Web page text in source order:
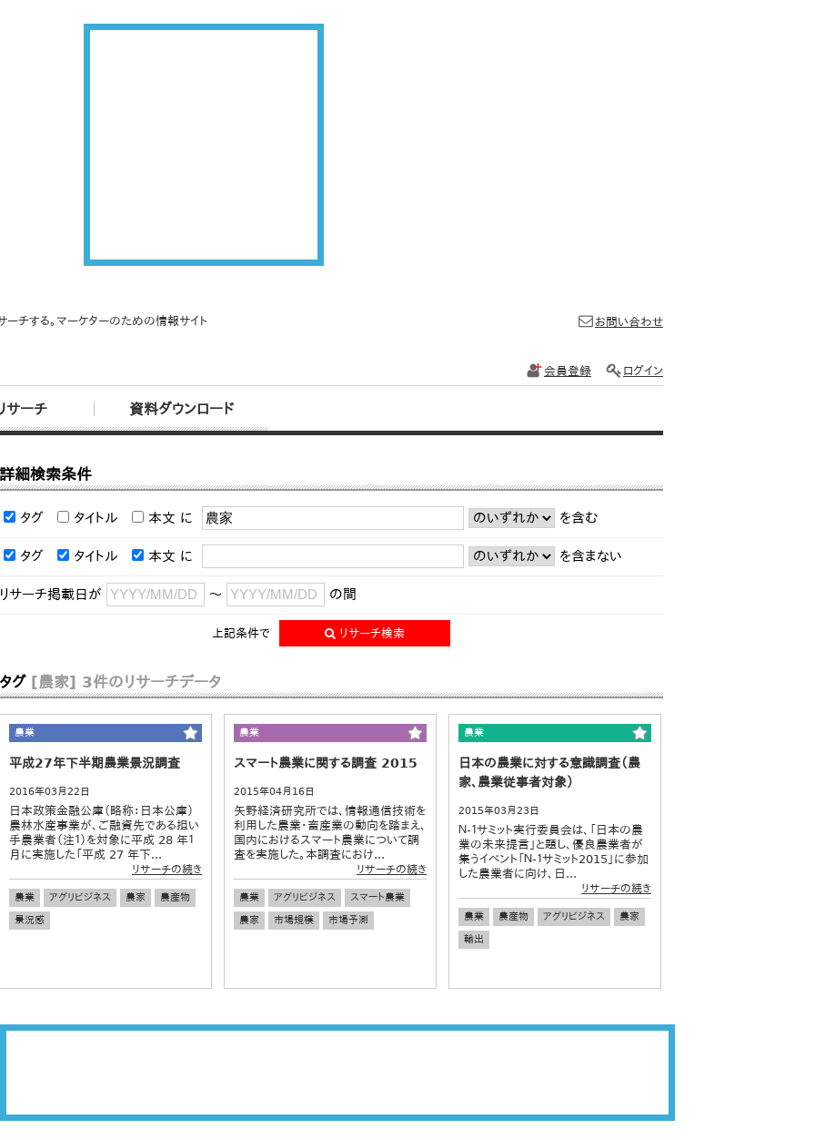
ーチする。マーケターのための情報サイト
サーチ 資料ダウンロード
お問い合わせ
会員登録 ログイン
詳細検索条件
タグ タイトル 本文 に を含む
タグ タイトル 本文 に を含まない
リサーチ掲載日が ～ の間
上記条件で リサーチ検索
タグ [農家] 3件のリサーチデータ
農業
平成27年下半期農業景況調査
2016年03月22日
日本政策金融公庫（略称：日本公庫）
農林水産事業が、ご融資先である担い
手農業者（注１）を対象に平成 28 年１
月に実施した「平成 27 年下...
リサーチの続き
農業 アグリビジネス 農家
農産物
景況感
農業
スマート農業に関する調査 2015
2015年04月16日
矢野経済研究所では、情報通信技術を
利用した農業・畜産業の動向を踏まえ、
国内におけるスマート農業について調
査を実施した。本調査におけ...
リサーチの続き
農業 アグリビジネス
スマート農業
農家
市場規模 市場予測
農業
日本の農業に対する意識調査（農
家、農業従事者対象）
2015年03月23日
Ｎ‐１サミット実行委員会は、「日本の農
業の未来提言」と題し、優良農業者が
集うイベント「Ｎ‐１サミット2015」に参加
した農業者に向け、日...
リサーチの続き
農業 農産物 アグリビジネス
農家
輸出